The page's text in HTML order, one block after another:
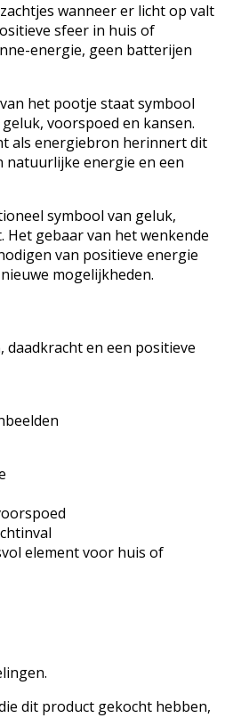
wanneer er licht op valt
sfeer in huis of
energie, geen batterijen
het pootje staat symbool
voorspoed en kansen.
als energiebron herinnert dit
natuurlijke energie en een
symbool van geluk,
Het gebaar van het wenkende
van positieve energie
mogelijkheden.
en een positieve
element voor huis of
dit product gekocht hebben,